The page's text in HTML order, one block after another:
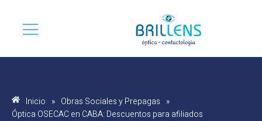
Inicio » Obras Sociales y Prepagas »
Óptica OSECAC en CABA: Descuentos para afiliados